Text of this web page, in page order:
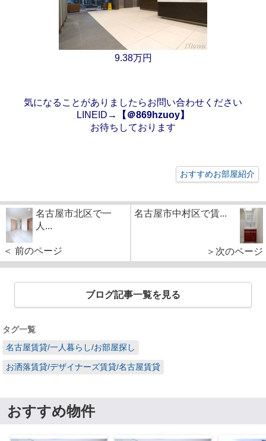
9.38万円
気になることがありましたらお問い合わせください
LINEID→
【＠869hzuoy】
お待ちしております
おすすめお部屋紹介
名古屋市北区で一
人...
＜ 前のページ
名古屋市中村区で賃...
＞次のページ
ブログ記事一覧を見る
タグ一覧
名古屋賃貸/一人暮らし/お部屋探し
お洒落賃貸/デザイナーズ賃貸/名古屋賃貸
おすすめ物件